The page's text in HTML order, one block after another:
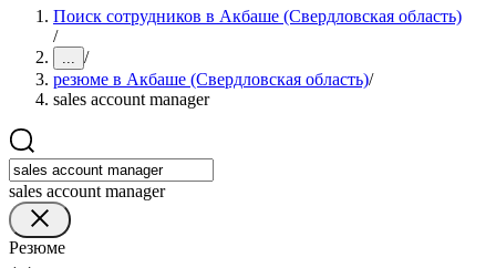
Поиск сотрудников в Акбаше (Свердловская область)
/
... /
резюме в Акбаше (Свердловская область)/
sales account manager
sales account manager
Резюме